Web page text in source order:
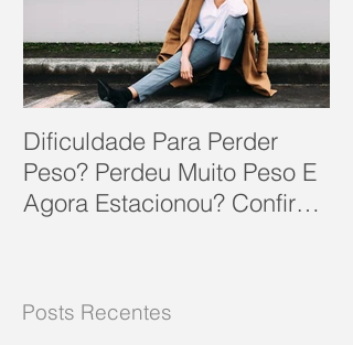
Dificuldade Para Perder
Peso? Perdeu Muito Peso E
Agora Estacionou? Confira
Posts Recentes